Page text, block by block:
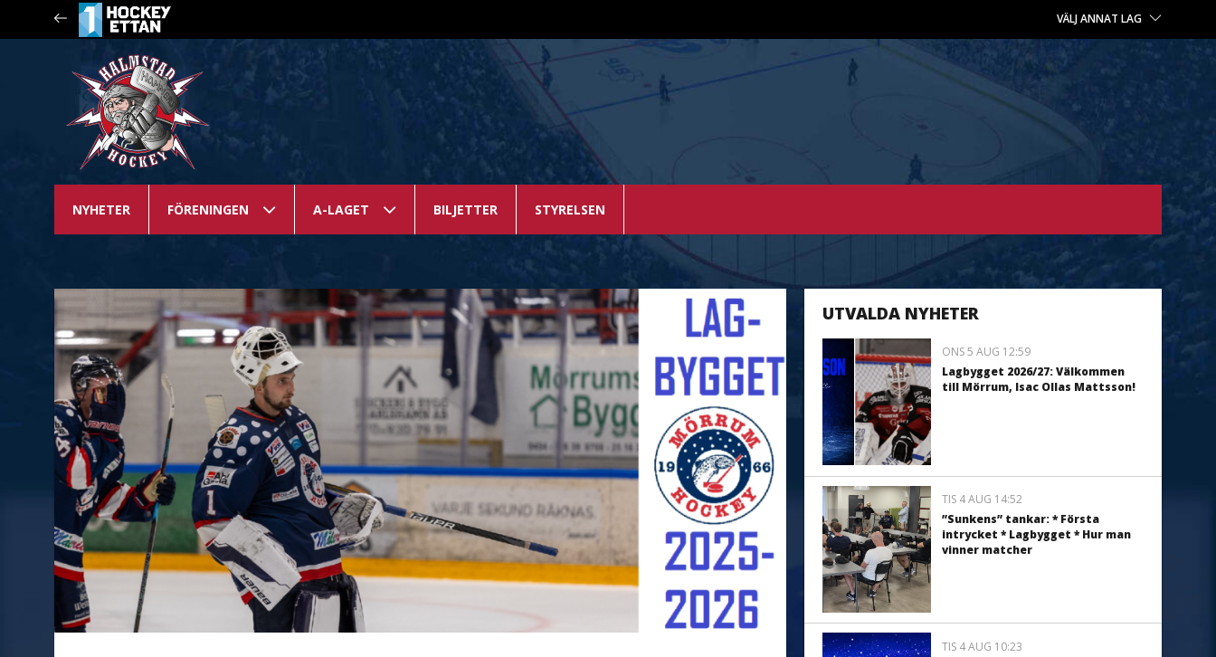
VÄLJ ANNAT LAG
NYHETER FÖRENINGEN A-LAGET BILJETTER STYRELSEN
UTVALDA NYHETER
ONS 5 AUG 12:59
Lagbygget 2026/27: Välkommen
till Mörrum, Isac Ollas Mattsson!
TIS 4 AUG 14:52
”Sunkens” tankar: * Första
intrycket * Lagbygget * Hur man
vinner matcher
TIS 4 AUG 10:23